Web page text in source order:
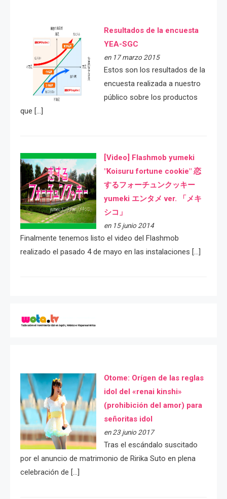
Resultados de la encuesta
YEA-SGC
en 17 marzo 2015
Estos son los resultados de la
encuesta realizada a nuestro
público sobre los productos
que […]
[Video] Flashmob yumeki
"Koisuru fortune cookie" 恋
するフォーチュンクッキー
yumeki エンタメ ver. 「メキ
シコ」
en 15 junio 2014
Finalmente tenemos listo el video del Flashmob
realizado el pasado 4 de mayo en las instalaciones […]
Otome: Orígen de las reglas
idol del «renai kinshi»
(prohibición del amor) para
señoritas idol
en 23 junio 2017
Tras el escándalo suscitado
por el anuncio de matrimonio de Ririka Suto en plena
celebración de […]